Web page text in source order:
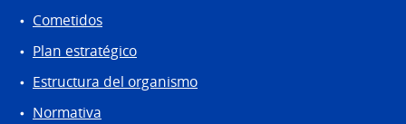
Cometidos
Plan estratégico
Estructura del organismo
Normativa